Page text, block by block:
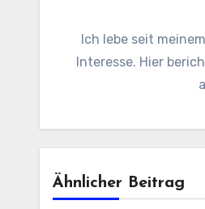
Ich lebe seit
Interesse. Hier
Ähnlicher Beitrag